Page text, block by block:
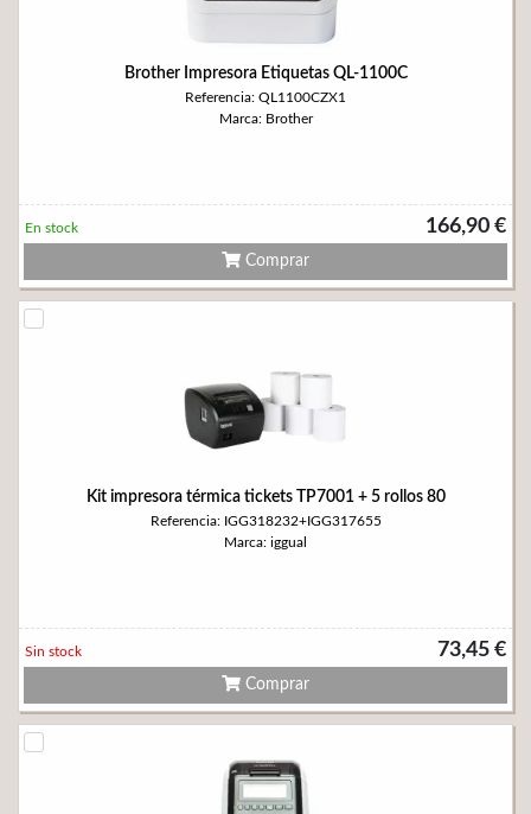
Brother Impresora Etiquetas QL-1100C
Referencia: QL1100CZX1
Marca: Brother
166,90 €
En stock
Comprar
Kit impresora térmica tickets TP7001 + 5 rollos 80
Referencia: IGG318232+IGG317655
Marca: iggual
73,45 €
Sin stock
Comprar